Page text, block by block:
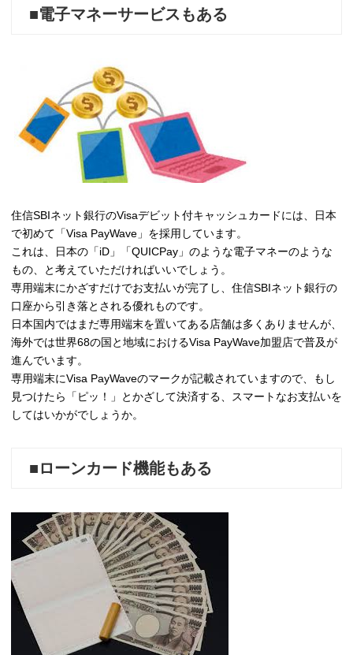
■電子マネーサービスもある
住信SBIネット銀行のVisaデビット付キャッシュカードには、日本
で初めて「Visa PayWave」を採用しています。
これは、日本の「iD」「QUICPay」のような電子マネーのような
もの、と考えていただければいいでしょう。
専用端末にかざすだけでお支払いが完了し、住信SBIネット銀行の
口座から引き落とされる優れものです。
日本国内ではまだ専用端末を置いてある店舗は多くありませんが、
海外では世界68の国と地域におけるVisa PayWave加盟店で普及が
進んでいます。
専用端末にVisa PayWaveのマークが記載されていますので、もし
見つけたら「ピッ！」とかざして決済する、スマートなお支払いを
してはいかがでしょうか。
■ローンカード機能もある